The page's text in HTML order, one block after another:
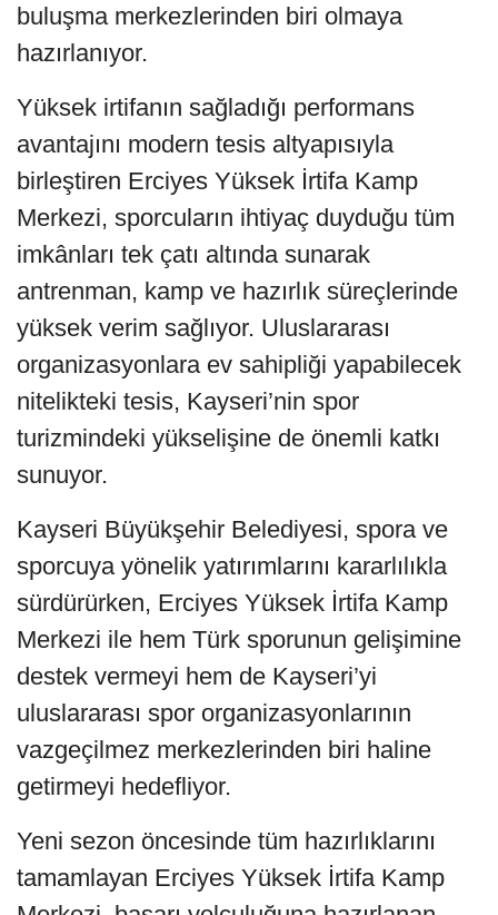
buluşma merkezlerinden biri olmaya
hazırlanıyor.
Yüksek irtifanın sağladığı performans
avantajını modern tesis altyapısıyla
birleştiren Erciyes Yüksek İrtifa Kamp
Merkezi, sporcuların ihtiyaç duyduğu tüm
imkânları tek çatı altında sunarak
antrenman, kamp ve hazırlık süreçlerinde
yüksek verim sağlıyor. Uluslararası
organizasyonlara ev sahipliği yapabilecek
nitelikteki tesis, Kayseri’nin spor
turizmindeki yükselişine de önemli katkı
sunuyor.
Kayseri Büyükşehir Belediyesi, spora ve
sporcuya yönelik yatırımlarını kararlılıkla
sürdürürken, Erciyes Yüksek İrtifa Kamp
Merkezi ile hem Türk sporunun gelişimine
destek vermeyi hem de Kayseri’yi
uluslararası spor organizasyonlarının
vazgeçilmez merkezlerinden biri haline
getirmeyi hedefliyor.
Yeni sezon öncesinde tüm hazırlıklarını
tamamlayan Erciyes Yüksek İrtifa Kamp